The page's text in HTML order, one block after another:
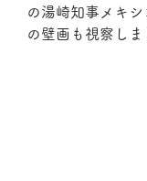
の湯崎知事メキ
の壁画も視察しま